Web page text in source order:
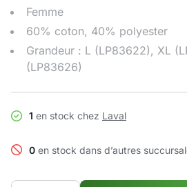
Femme
60% coton, 40% polyester
Grandeur : L (LP83622), XL
(LP83626)
1 en stock chez Laval
0 en stock dans d’autres